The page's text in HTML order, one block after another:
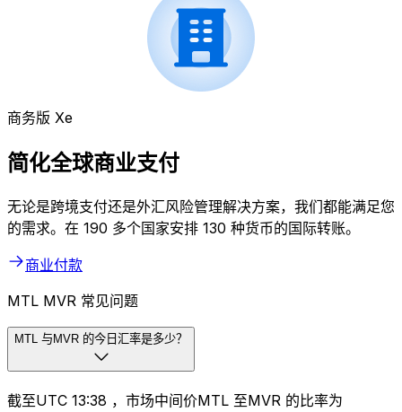
商务版 Xe
简化全球商业支付
无论是跨境支付还是外汇风险管理解决方案，我们都能满足您
的需求。在 190 多个国家安排 130 种货币的国际转账。
商业付款
MTL MVR 常见问题
MTL 与MVR 的今日汇率是多少？
截至UTC 13:38 ，市场中间价MTL 至MVR 的比率为